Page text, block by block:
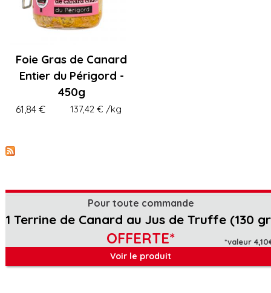
Pour toute commande
1 Terrine de Canard au Jus de Truffe (130
OFFERTE*
Voir le produit
*valeur
Foie Gras de Canard
Entier du Périgord -
450g
61,84 € 137,42 € /kg